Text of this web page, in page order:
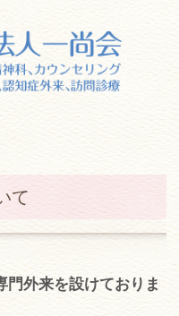
出口すぐ
7830
い合わせ
問い合わせ
て
門外来を設けておりま